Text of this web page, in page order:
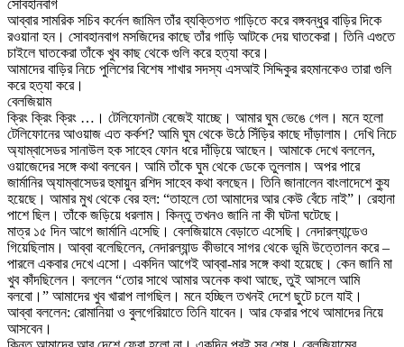
সোবহানবাগ
আব্বার সামরিক সচিব কর্নেল জামিল তাঁর ব্যক্তিগত গাড়িতে করে বঙ্গবন্ধুর বাড়ির দিকে
রওয়ানা হন। সোবহানবাগ মসজিদের কাছে তাঁর গাড়ি আটকে দেয় ঘাতকেরা। তিনি এগুতে
চাইলে ঘাতকেরা তাঁকে খুব কাছ থেকে গুলি করে হত্যা করে।
আমাদের বাড়ির নিচে পুলিশের বিশেষ শাখার সদস্য এসআই সিদ্দিকুর রহমানকেও তারা গুলি
করে হত্যা করে।
বেলজিয়াম
ক্রিং ক্রিং ক্রিং …। টেলিফোনটা বেজেই যাচ্ছে। আমার ঘুম ভেঙে গেল। মনে হলো
টেলিফোনের আওয়াজ এত কর্কশ? আমি ঘুম থেকে উঠে সিঁড়ির কাছে দাঁড়ালাম। দেখি নিচে
অ্যাম্বাসেডর সানাউল হক সাহেব ফোন ধরে দাঁড়িয়ে আছেন। আমাকে দেখে বললেন,
ওয়াজেদের সঙ্গে কথা বলবেন। আমি তাঁকে ঘুম থেকে ডেকে তুললাম। অপর পারে
জার্মানির অ্যাম্বাসেডর হুমায়ুন রশিদ সাহেব কথা বলছেন। তিনি জানালেন বাংলাদেশে ক্যু
হয়েছে। আমার মুখ থেকে বের হল: “তাহলে তো আমাদের আর কেউ বেঁচে নাই”। রেহানা
পাশে ছিল। তাঁকে জড়িয়ে ধরলাম। কিন্তু তখনও জানি না কী ঘটনা ঘটেছে।
মাত্র ১৫ দিন আগে জার্মানি এসেছি। বেলজিয়ামে বেড়াতে এসেছি। নেদারল্যান্ডেও
গিয়েছিলাম। আব্বা বলেছিলেন, নেদারল্যান্ড কীভাবে সাগর থেকে ভূমি উত্তোলন করে –
পারলে একবার দেখে এসো। একদিন আগেই আব্বা-মার সঙ্গে কথা হয়েছে। কেন জানি মা
খুব কাঁদছিলেন। বললেন “তোর সাথে আমার অনেক কথা আছে, তুই আসলে আমি
বলবো।” আমাদের খুব খারাপ লাগছিল। মনে হচ্ছিল তখনই দেশে ছুটে চলে যাই।
আব্বা বললেন: রোমানিয়া ও বুলগেরিয়াতে তিনি যাবেন। আর ফেরার পথে আমাদের নিয়ে
আসবেন।